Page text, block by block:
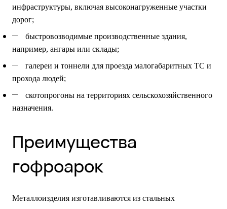
инфраструктуры, включая высоконагруженные участки
дорог;
быстровозводимые производственные здания,
например, ангары или склады;
галереи и тоннели для проезда малогабаритных ТС и
прохода людей;
скотопрогоны на территориях сельскохозяйственного
назначения.
Преимущества
гофроарок
Металлоизделия изготавливаются из стальных